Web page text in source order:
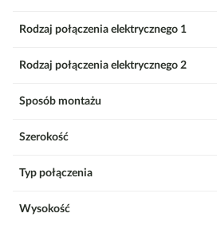
Rodzaj połączenia elektrycznego 1
Rodzaj połączenia elektrycznego 2
Sposób montażu
Szerokość
Typ połączenia
Wysokość